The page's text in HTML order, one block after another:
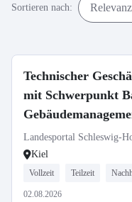
Sortieren nach: Relevanz
Technischer
mit Schwerpunkt
Landesportal Schleswig-
Kiel
Vollzeit Teilzeit
02.08.2026